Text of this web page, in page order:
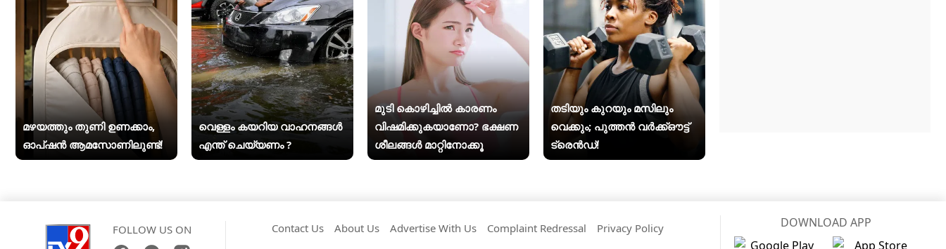
മഴയത്തും തുണി ഉണക്കാം,
ഓപ്ഷൻ ആമസോണിലുണ്ട്!
വെള്ളം കയറിയ വാഹനങ്ങൾ
എന്ത് ചെയ്യണം ?
മുടി കൊഴിച്ചിൽ കാരണം
വിഷമിക്കുകയാണോ? ഭക്ഷണ
ശീലങ്ങൾ മാറ്റിനോക്കൂ
തടിയും കുറയും മസിലും
വെക്കും; പുത്തൻ വർക്ക്ഔട്ട്
ട്രെൻഡ്!
FOLLOW US ON Contact Us About Us Advertise With Us Complaint Redressal
Privacy Policy
DOWNLOAD APP